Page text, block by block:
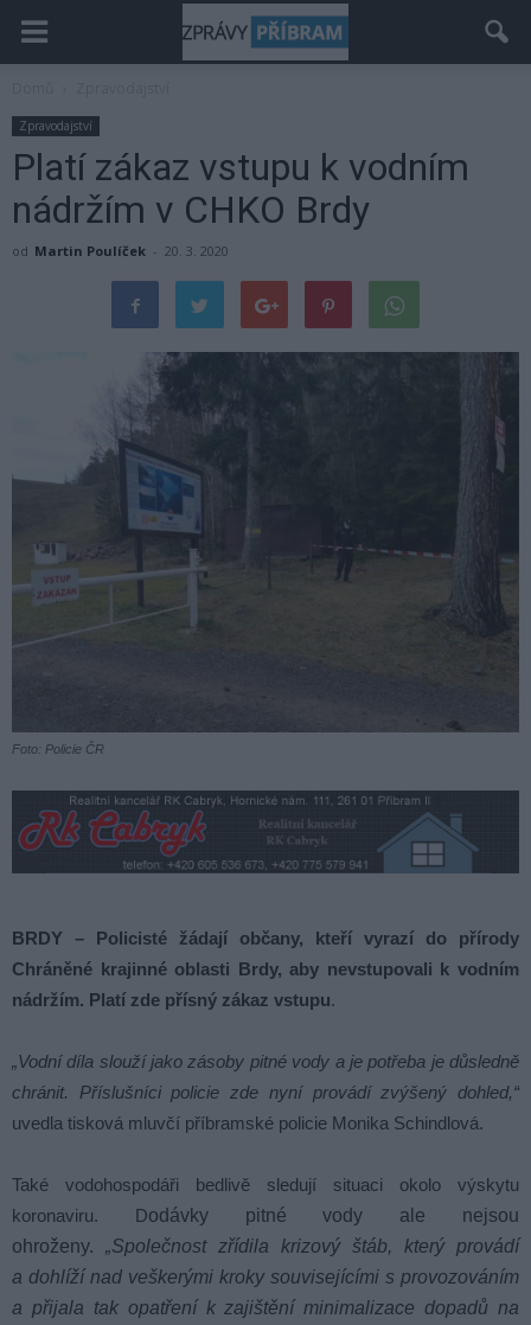
Zpravodajství
Platí zákaz vstupu k vodním
nádržím v CHKO Brdy
od Martin Poulíček - 20. 3. 2020
Foto: Policie ČR
BRDY – Policisté žádají občany, kteří vyrazí do přírody
Chráněné krajinné oblasti Brdy, aby nevstupovali k vodním
nádržím. Platí zde přísný zákaz vstupu.
„Vodní díla slouží jako zásoby pitné vody a je potřeba je důsledně
chránit. Příslušníci policie zde nyní provádí zvýšený dohled,“
uvedla tisková mluvčí příbramské policie Monika Schindlová.
Také vodohospodáři bedlivě sledují situaci okolo výskytu
koronaviru. Dodávky pitné vody ale nejsou
ohroženy. „Společnost zřídila krizový štáb, který provádí
a dohlíží nad veškerými kroky souvisejícími s provozováním
a přijala tak opatření k zajištění minimalizace dopadů na